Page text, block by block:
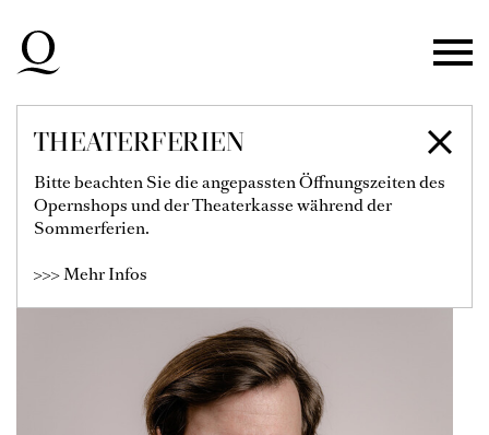
Zur Hauptnavigation springen
Zum Hauptinhalt springen
Zum Footer springen
THEATERFERIEN
Bitte beachten Sie die angepassten Öffnungszeiten des
Opernshops und der Theaterkasse während der
Sommerferien.
>>> Mehr Infos
ROMAN HOZA